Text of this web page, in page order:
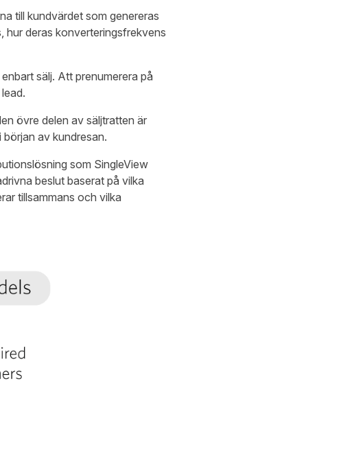
till kundvärdet som genereras
hur deras konverteringsfrekvens
sälj. Att prenumerera på
övre delen av säljtratten är
av kundresan.
som SingleView
beslut baserat på vilka
tillsammans och vilka